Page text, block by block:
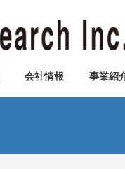
会社情報 事業紹